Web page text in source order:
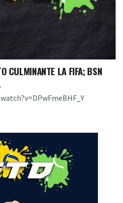
CULMINANTE LA FIFA; BSN